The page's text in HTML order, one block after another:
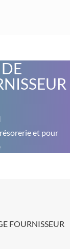
et pour
FOURNISSEUR